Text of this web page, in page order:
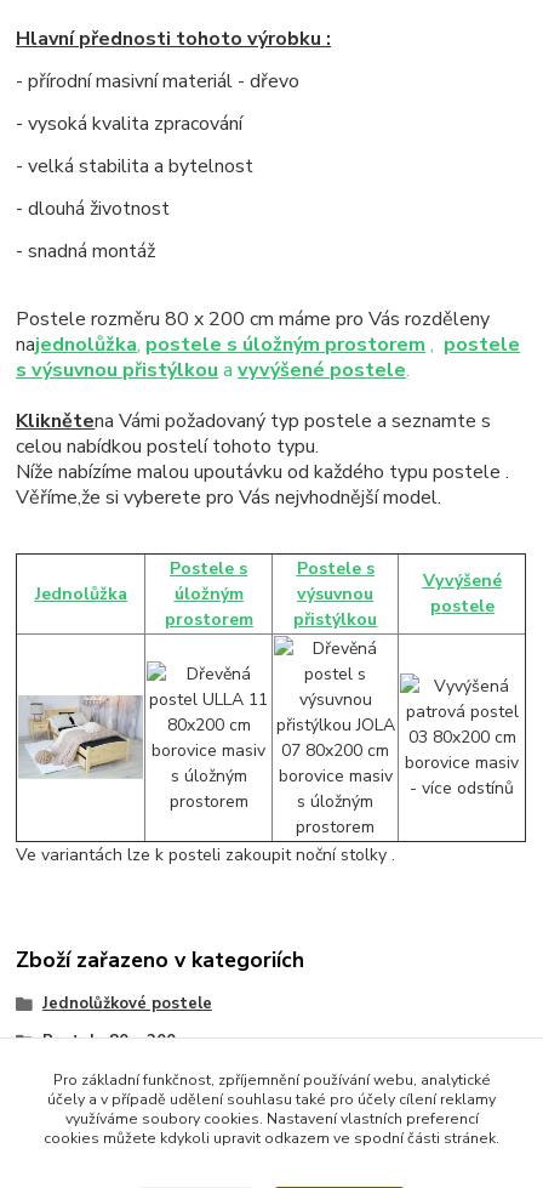
Hlavní přednosti tohoto výrobku :
- přírodní masivní materiál - dřevo
- vysoká kvalita zpracování
- velká stabilita a bytelnost
- dlouhá životnost
- snadná montáž
Postele rozměru 80 x 200 cm máme pro Vás rozděleny
najednolůžka, postele s úložným prostorem , postele
s výsuvnou přistýlkou avyvýšené postele.
Kliknětena Vámi požadovaný typ postele a seznamte s
celou nabídkou postelí tohoto typu.
Níže nabízíme malou upoutávku od každého typu postele .
Věříme,že si vyberete pro Vás nejvhodnější model.
Jednolůžka
Postele s
úložným
prostorem
Postele s
výsuvnou
přistýlkou
Vyvýšené
postele
Ve variantách lze k posteli zakoupit noční stolky .
Zboží zařazeno v kategoriích
Jednolůžkové postele
Postele 80 x 200 cm
Postel 80x200 cm
Postel 80x200 cm
Pro základní funkčnost, zpříjemnění používání webu, analytické
účely a v případě udělení souhlasu také pro účely cílení reklamy
využíváme soubory cookies. Nastavení vlastních preferencí
cookies můžete kdykoli upravit odkazem ve spodní části stránek.